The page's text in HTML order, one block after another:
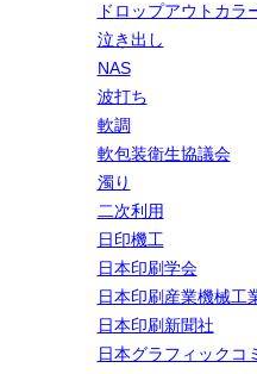
ドロップアウトカラ
泣き出し
NAS
波打ち
軟調
軟包装衛生協議会
濁り
二次利用
日印機工
日本印刷学会
日本印刷産業機械工
日本印刷新聞社
日本グラフィックコ